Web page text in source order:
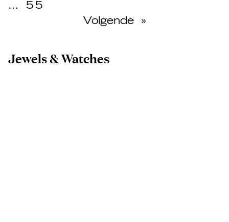
…
55
Volgende
»
Jewels & Watches